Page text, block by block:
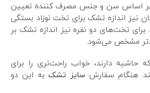
اساس سن و جنس مصرف کننده تعیین
نیز اندازه تشک برای تخت نوزاد بستگی
تخت‌های دو نفره نیز اندازه تشک بر
مشخص می‌شود.
حاشیه دارند، خواب راحت‌تری را برای
هنگام سفارش سایز تشک به این دو